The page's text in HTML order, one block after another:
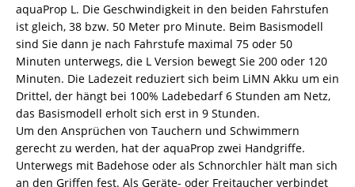
aquaProp L. Die Geschwindigkeit in den beiden Fahrstufen
ist gleich, 38 bzw. 50 Meter pro Minute. Beim Basismodell
sind Sie dann je nach Fahrstufe maximal 75 oder 50
Minuten unterwegs, die L Version bewegt Sie 200 oder 120
Minuten. Die Ladezeit reduziert sich beim LiMN Akku um ein
Drittel, der hängt bei 100% Ladebedarf 6 Stunden am Netz,
das Basismodell erholt sich erst in 9 Stunden.
Um den Ansprüchen von Tauchern und Schwimmern
gerecht zu werden, hat der aquaProp zwei Handgriffe.
Unterwegs mit Badehose oder als Schnorchler hält man sich
an den Griffen fest. Als Geräte- oder Freitaucher verbindet